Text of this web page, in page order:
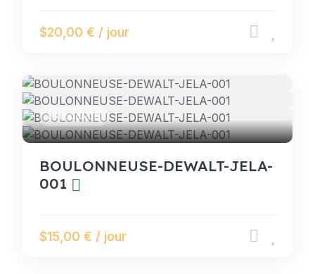
$20,00 € / jour
BRICOLAGE
BOULONNEUSE-DEWALT-JELA-
001
$15,00 € / jour